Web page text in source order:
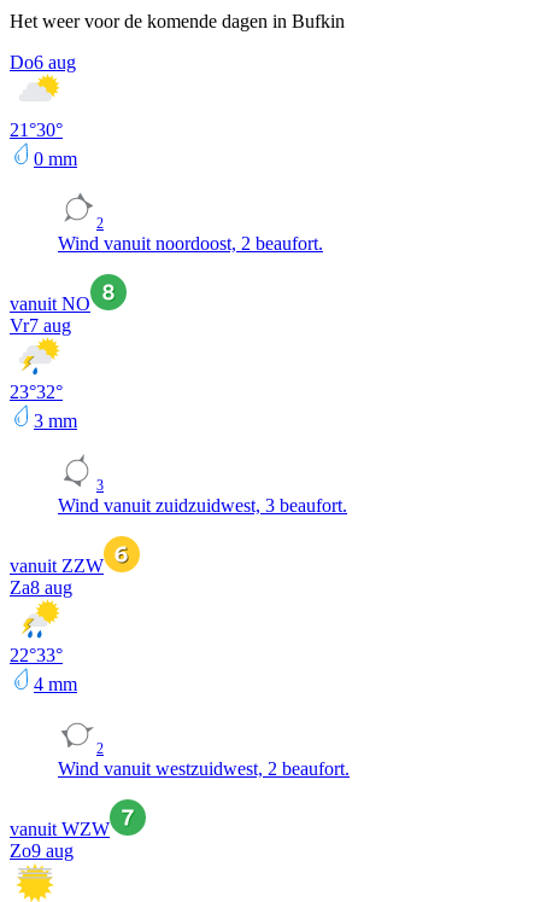
Het weer voor de komende dagen in Bufkin
Do6 aug
21°30°
0 mm
2
Wind vanuit noordoost, 2 beaufort.
vanuit NO
Vr7 aug
23°32°
3 mm
3
Wind vanuit zuidzuidwest, 3 beaufort.
vanuit ZZW
Za8 aug
22°33°
4 mm
2
Wind vanuit westzuidwest, 2 beaufort.
vanuit WZW
Zo9 aug